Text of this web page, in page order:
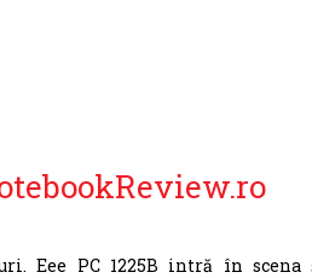
Eee PC 1225B intră în